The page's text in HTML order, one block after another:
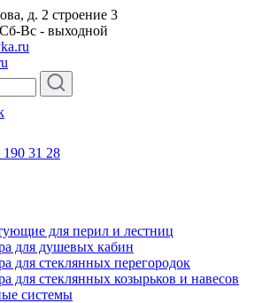
д. 2 строение 3
Вс - выходной
190 31 28
для перил и лестниц
для душевых кабин
для стеклянных перегородок
для стеклянных козырьков и навесов
системы